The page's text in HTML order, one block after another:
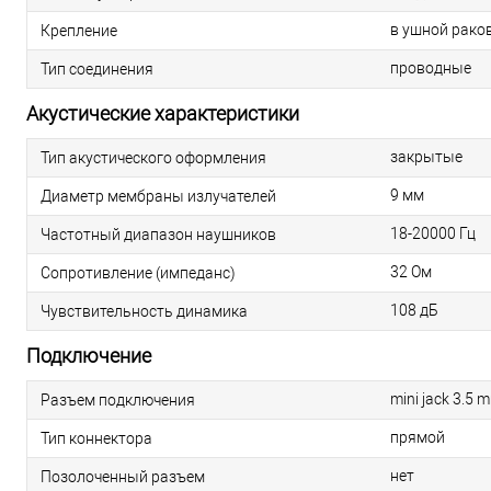
Крепление в ушной
Тип соединения проводные
Акустические характеристики
Тип акустического оформления закрытые
Диаметр мембраны излучателей 9 мм
Частотный диапазон наушников 18-20000 Гц
Сопротивление (импеданс) 32 Ом
Чувствительность динамика 108 дБ
Подключение
Разъем подключения mini jack 3.5
Тип коннектора прямой
Позолоченный разъем нет